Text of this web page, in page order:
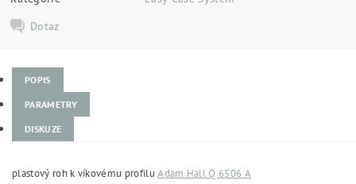
Dotaz
POPIS
PARAMETRY
DISKUZE
plastový roh k víkovému profiluAdam Hall Q 6506 A